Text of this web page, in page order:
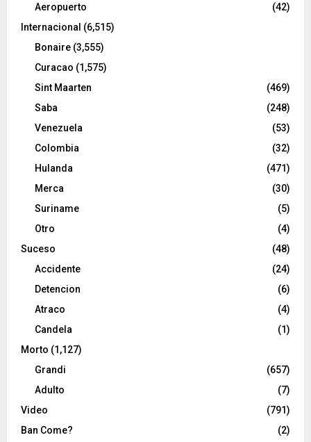
Aeropuerto
(42)
Internacional (6,515)
Bonaire (3,555)
Curacao (1,575)
Sint Maarten
(469)
Saba
(248)
Venezuela
(53)
Colombia
(32)
Hulanda
(471)
Merca
(30)
Suriname
(5)
Otro
(4)
Suceso
(48)
Accidente
(24)
Detencion
(6)
Atraco
(4)
Candela
(1)
Morto (1,127)
Grandi
(657)
Adulto
(7)
Video
(791)
Ban Come?
(2)